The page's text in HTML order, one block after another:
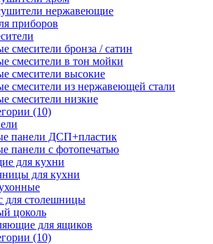
нержавеющие
приборов
смесители бронза / сатин
смесители в тон мойки
смесители высокие
смесители из нержавеющей стали
смесители низкие
(10)
панели ДСП+пластик
панели с фотопечатью
для кухни
для кухни
для столешницы
цоколь
для ящиков
(10)